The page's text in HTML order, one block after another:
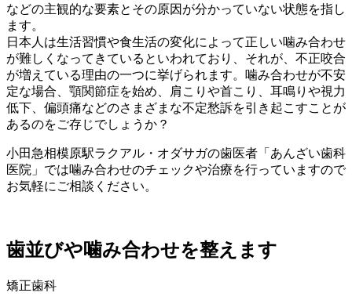
などの主観的な要素とその原因が分かっていない状態を指し
ます。
日本人は生活習慣や食生活の変化によって正しい噛み合わせ
が難しくなってきているといわれており、それが、不正咬合
が増えている理由の一つに挙げられます。噛み合わせが不安
定な場合、顎関節症を始め、肩こりや首こり、耳鳴りや視力
低下、偏頭痛などのさまざまな不定愁訴を引き起こすことが
あるのをご存じでしょうか？
小田急相模原駅ラクアル・オダサガの歯医者「あんざい歯科
医院」では噛み合わせのチェックや治療を行っていますので
お気軽にご相談ください。
歯並びや噛み合わせを整えます
矯正歯科